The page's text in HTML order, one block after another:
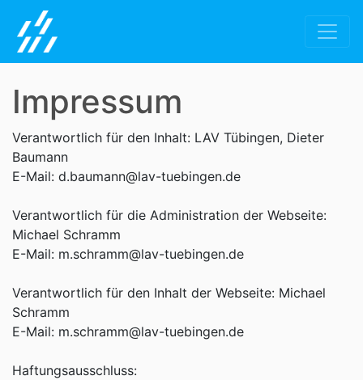
Impressum
Verantwortlich für den Inhalt: LAV Tübingen, Dieter
Baumann
E-Mail: d.baumann@lav-tuebingen.de
Verantwortlich für die Administration der Webseite:
Michael Schramm
E-Mail: m.schramm@lav-tuebingen.de
Verantwortlich für den Inhalt der Webseite: Michael
Schramm
E-Mail: m.schramm@lav-tuebingen.de
Haftungsausschluss: